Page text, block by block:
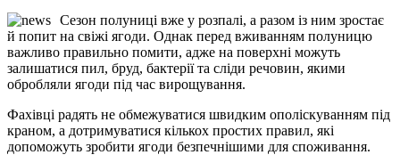
Сезон полуниці вже у розпалі, а разом із ним зростає
й попит на свіжі ягоди. Однак перед вживанням полуницю
важливо правильно помити, адже на поверхні можуть
залишатися пил, бруд, бактерії та сліди речовин, якими
обробляли ягоди під час вирощування.
Фахівці радять не обмежуватися швидким ополіскуванням під
краном, а дотримуватися кількох простих правил, які
допоможуть зробити ягоди безпечнішими для споживання.